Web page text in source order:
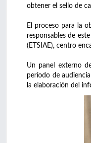
obtener el sello de
El proceso para la
responsables de
(ETSIAE), centro
Un panel externo
período de
la elaboración del